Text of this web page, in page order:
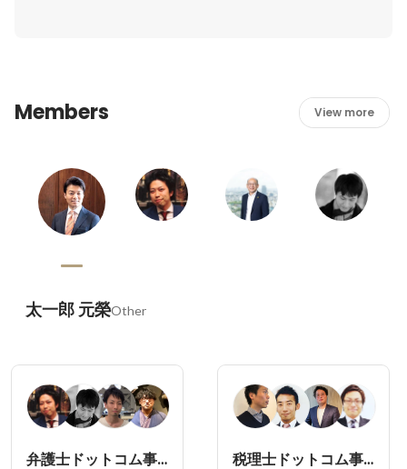
Members View more
太一郎 元榮Other
弁護士ドットコム事業本部 税理士ドットコム事業本部